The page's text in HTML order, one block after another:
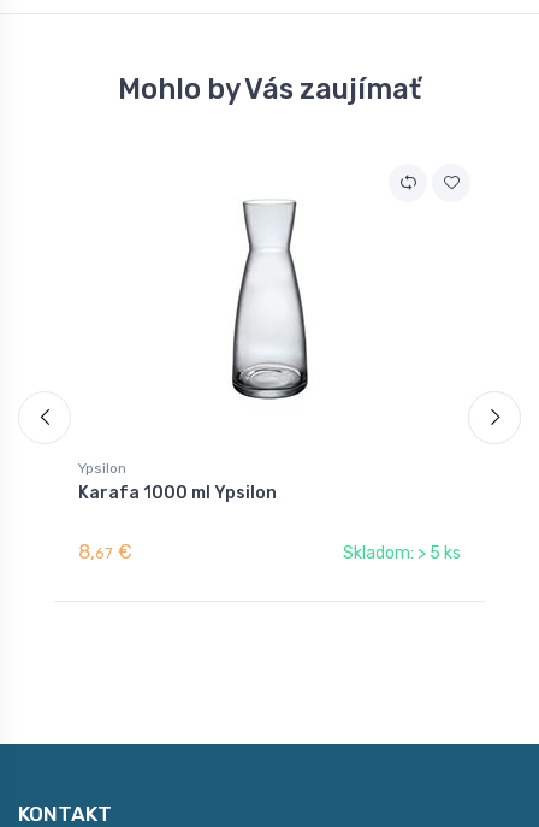
Mohlo by Vás zaujímať
Ypsilon
Karafa 1000 ml Ypsilon
8,67 € Skladom: > 5 ks
KONTAKT